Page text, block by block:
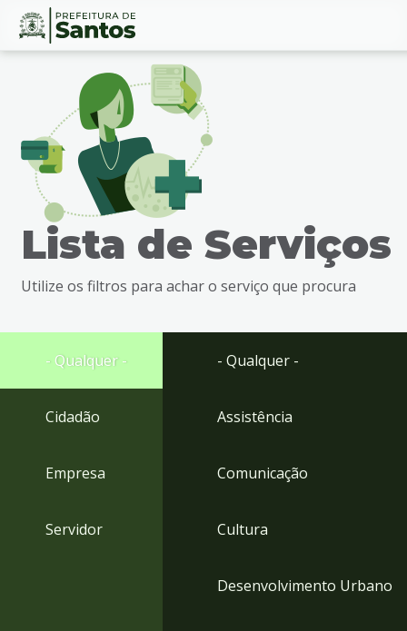
Ir
busca
Ir
rodapé
Conteúdo
Lista de Serviços
Utilize os filtros para achar o serviço que procura
- Qualquer -
Cidadão
Empresa
Servidor
- Qualquer -
Assistência
Comunicação
Cultura
Desenvolvimento Urbano